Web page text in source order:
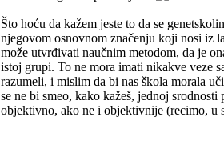
Što hoću da kažem jeste to da se
njegovom osnovnom značenju koji nosi iz
može utvrđivati naučnim metodom, da je
istoj grupi. To ne mora imati nikakve veze
razumeli, i mislim da bi nas škola morala
se ne bi smeo, kako kažeš, jednoj
objektivno, ako ne i objektivnije (recimo, u